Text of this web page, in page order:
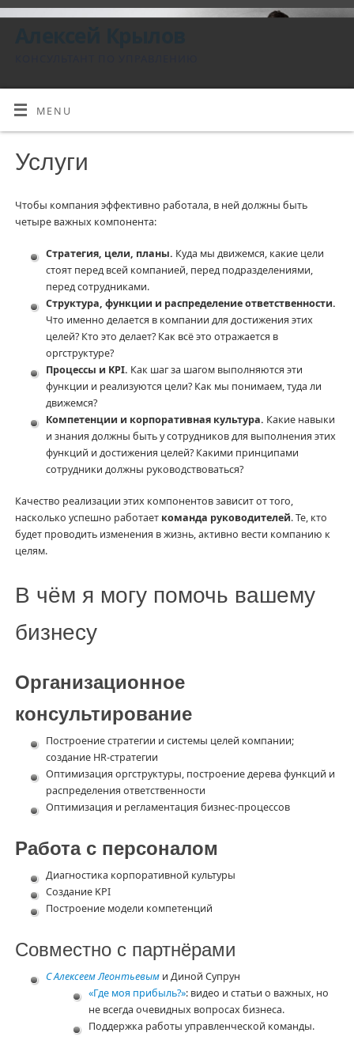
MENU
Услуги
Чтобы компания эффективно работала, в ней должны быть
четыре важных компонента:
Стратегия, цели, планы. Куда мы движемся, какие цели
стоят перед всей компанией, перед подразделениями,
перед сотрудниками.
Структура, функции и распределение ответственности.
Что именно делается в компании для достижения этих
целей? Кто это делает? Как всё это отражается в
оргструктуре?
Процессы и KPI. Как шаг за шагом выполняются эти
функции и реализуются цели? Как мы понимаем, туда ли
движемся?
Компетенции и корпоративная культура. Какие навыки
и знания должны быть у сотрудников для выполнения этих
функций и достижения целей? Какими принципами
сотрудники должны руководствоваться?
Качество реализации этих компонентов зависит от того,
насколько успешно работает команда руководителей. Те, кто
будет проводить изменения в жизнь, активно вести компанию к
целям.
В чём я могу помочь вашему
бизнесу
Организационное
консультирование
Построение стратегии и системы целей компании;
создание HR-стратегии
Оптимизация оргструктуры, построение дерева функций и
распределения ответственности
Оптимизация и регламентация бизнес-процессов
Работа с персоналом
Диагностика корпоративной культуры
Создание KPI
Построение модели компетенций
Совместно с партнёрами
С Алексеем Леонтьевыми Диной Супрун
«Где моя прибыль?»: видео и статьи о важных, но
не всегда очевидных вопросах бизнеса.
Поддержка работы управленческой команды.